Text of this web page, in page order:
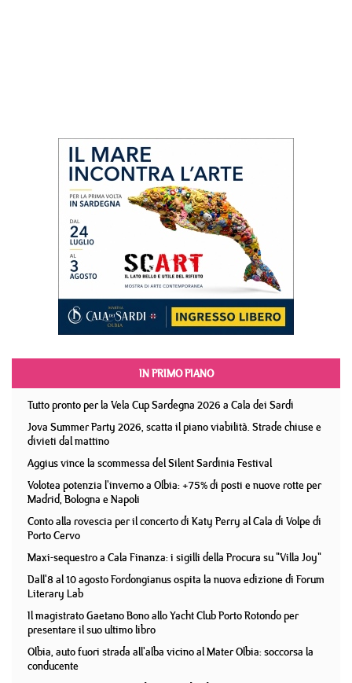
IN PRIMO PIANO
Tutto pronto per la Vela Cup Sardegna 2026 a Cala dei Sardi
Jova Summer Party 2026, scatta il piano viabilità. Strade chiuse e
divieti dal mattino
Aggius vince la scommessa del Silent Sardinia Festival
Volotea potenzia l'inverno a Olbia: +75% di posti e nuove rotte per
Madrid, Bologna e Napoli
Conto alla rovescia per il concerto di Katy Perry al Cala di Volpe di
Porto Cervo
Maxi-sequestro a Cala Finanza: i sigilli della Procura su "Villa Joy"
Dall'8 al 10 agosto Fordongianus ospita la nuova edizione di Forum
Literary Lab
Il magistrato Gaetano Bono allo Yacht Club Porto Rotondo per
presentare il suo ultimo libro
Olbia, auto fuori strada all'alba vicino al Mater Olbia: soccorsa la
conducente